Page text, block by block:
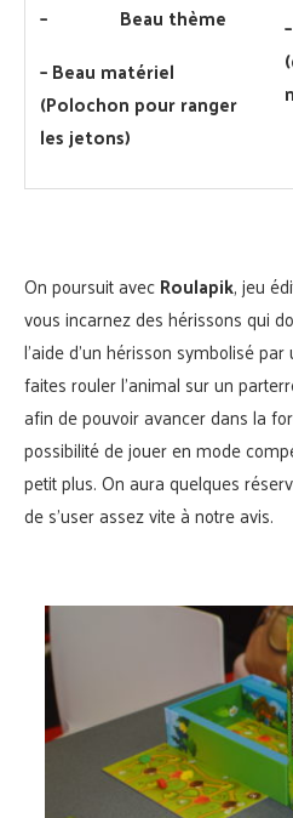
– Beau thème
–Beau matériel
(Polochon pour ranger
les jetons)
–
On poursuit avecRoulapik, jeu
vous incarnez des hérissons qui
l’aide d’un hérisson symbolisé
faites rouler l’animal sur un
afin de pouvoir avancer dans la
possibilité de jouer en mode
petit plus. On aura quelques
de s’user assez vite à notre avis.